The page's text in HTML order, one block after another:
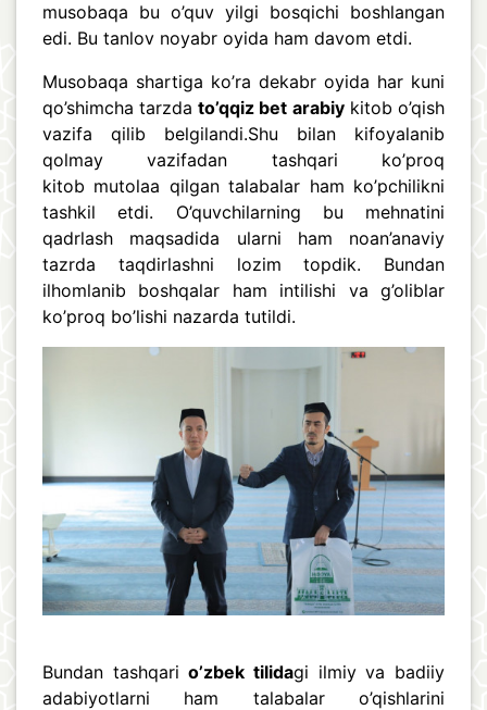
musobaqa bu o’quv yilgi bosqichi boshlangan
edi. Bu tanlov noyabr oyida ham davom etdi.
Musobaqa shartiga ko’ra dekabr oyida har kuni
qo’shimcha tarzda to’qqiz bet arabiy kitob o’qish
vazifa qilib belgilandi.Shu bilan kifoyalanib
qolmay vazifadan tashqari ko’proq
kitob mutolaa qilgan talabalar ham ko’pchilikni
tashkil etdi. O’quvchilarning bu mehnatini
qadrlash maqsadida ularni ham noan’anaviy
tazrda taqdirlashni lozim topdik. Bundan
ilhomlanib boshqalar ham intilishi va g’oliblar
ko’proq bo’lishi nazarda tutildi.
Bundan tashqario’zbek tilidagi ilmiy va badiiy
adabiyotlarni ham talabalar o’qishlarini